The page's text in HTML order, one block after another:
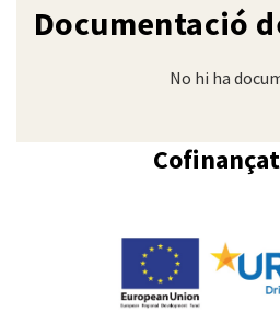
Documentació
No hi ha